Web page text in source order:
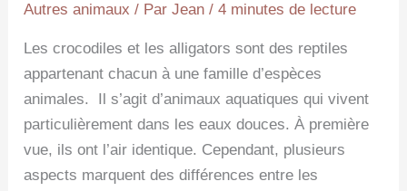
Autres animaux / ParJean/4 minutes de lecture
Les crocodiles et les alligators sont des reptiles
appartenant chacun à une famille d’espèces
animales. Il s’agit d’animaux aquatiques qui vivent
particulièrement dans les eaux douces. À première
vue, ils ont l’air identique. Cependant, plusieurs
aspects marquent des différences entre les